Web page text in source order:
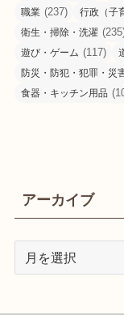
職業 (237) 行政（子
衛生・掃除・洗濯
遊び・ゲーム (117)
防災・防犯・犯罪・災
食器・キッチン用品
アーカイブ
イ